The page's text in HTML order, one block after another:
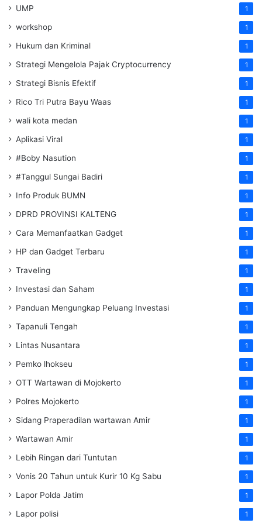
UMP 1
workshop 1
Hukum dan Kriminal 1
Strategi Mengelola Pajak Cryptocurrency 1
Strategi Bisnis Efektif 1
Rico Tri Putra Bayu Waas 1
wali kota medan 1
Aplikasi Viral 1
#Boby Nasution 1
#Tanggul Sungai Badiri 1
Info Produk BUMN 1
DPRD PROVINSI KALTENG 1
Cara Memanfaatkan Gadget 1
HP dan Gadget Terbaru 1
Traveling 1
Investasi dan Saham 1
Panduan Mengungkap Peluang Investasi 1
Tapanuli Tengah 1
Lintas Nusantara 1
Pemko lhokseu 1
OTT Wartawan di Mojokerto 1
Polres Mojokerto 1
Sidang Praperadilan wartawan Amir 1
Wartawan Amir 1
Lebih Ringan dari Tuntutan 1
Vonis 20 Tahun untuk Kurir 10 Kg Sabu 1
Lapor Polda Jatim 1
Lapor polisi 1